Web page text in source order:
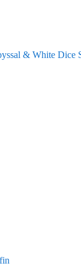
& White Dice